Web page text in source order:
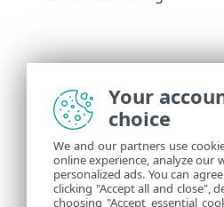
Your
choice
We and our partners use
online experience, analyze our
personalized ads. You can
clicking "Accept all and close",
choosing "Accept essential